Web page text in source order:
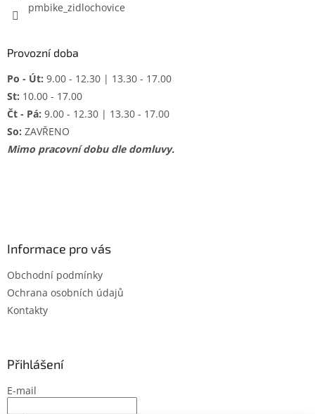
pmbike_zidlochovice
Provozní doba
Po - Út: 9.00 - 12.30 | 13.30 - 17.00
St: 10.00 - 17.00
Čt - Pá: 9.00 - 12.30 | 13.30 - 17.00
So: ZAVŘENO
Mimo pracovní dobu dle domluvy.
Informace pro vás
Obchodní podmínky
Ochrana osobních údajů
Kontakty
Přihlášení
E-mail